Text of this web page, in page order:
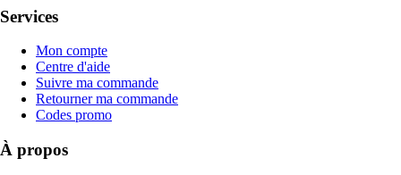
Services
Mon compte
Centre d'aide
Suivre ma commande
Retourner ma commande
Codes promo
À propos